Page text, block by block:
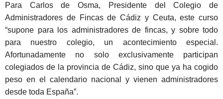
Para Carlos de Osma, Presidente del Colegio de
Administradores de Fincas de Cádiz y Ceuta, este curso
“supone para los administradores de fincas, y sobre todo
para nuestro colegio, un acontecimiento especial.
Afortunadamente no solo exclusivamente participan
colegiados de la provincia de Cádiz, sino que ya ha cogido
peso en el calendario nacional y vienen administradores
desde toda España”.